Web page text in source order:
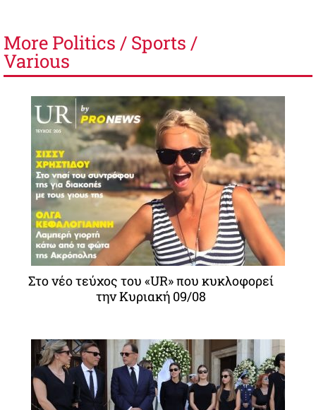
More Politics / Sports /
Various
Στο νέο τεύχος του «UR» που κυκλοφορεί
την Κυριακή 09/08